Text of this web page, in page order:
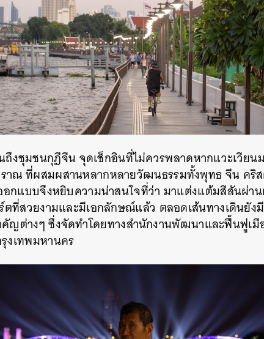
ถึงชุมชนกุฎีจีน จุดเช็กอินที่ไม่ควรพลาดหากแวะเวียน
ณ ที่ผสมผสานหลากหลายวัฒนธรรมทั้งพุทธ จีน คริ
กแบบจึงหยิบความน่าสนใจที่ว่า มาแต่งแต้มสีสันผ่า
ตที่สวยงามและมีเอกลักษณ์แล้ว ตลอดเส้นทางเดินยัง
ญต่างๆ ซึ่งจัดทำโดยทางสำนักงานพัฒนาและฟื้นฟูเมื
งเทพมหานคร